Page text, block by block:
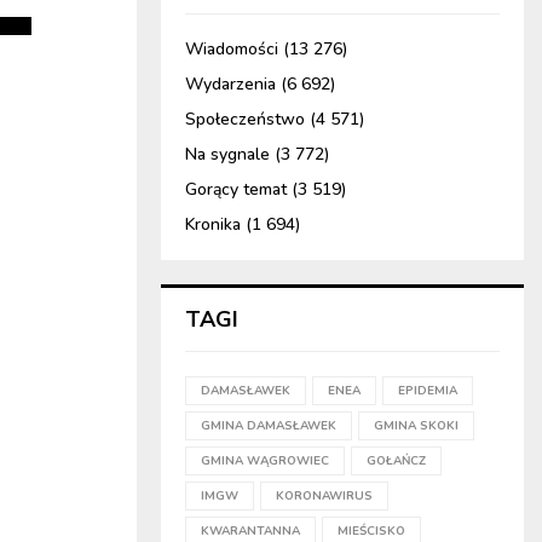
Wiadomości (13 276)
Wydarzenia (6 692)
Społeczeństwo (4 571)
Na sygnale (3 772)
Gorący temat(3 519)
Kronika (1 694)
TAGI
DAMASŁAWEK ENEA EPIDEMIA
GMINA DAMASŁAWEK GMINA SKOKI
GMINA WĄGROWIEC GOŁAŃCZ
IMGW KORONAWIRUS
KWARANTANNA MIEŚCISKO